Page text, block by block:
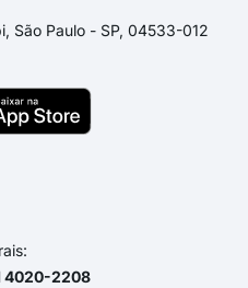
São Paulo - SP, 04533-012
4020-2208